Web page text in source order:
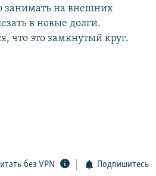
занимать на внешних
в новые долги.
что это замкнутый круг.
без VPN Подпишитесь